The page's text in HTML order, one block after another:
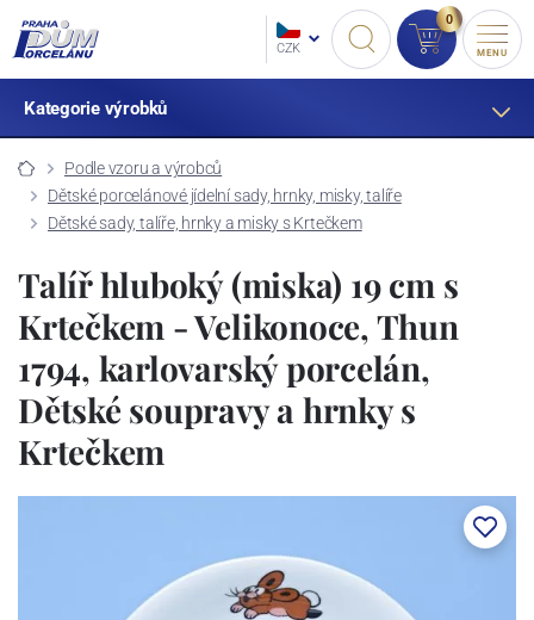
CZK
0
MENU
Kategorie výrobků
Podle vzoru a výrobců
Dětské porcelánové jídelní sady, hrnky, misky, talíře
Dětské sady, talíře, hrnky a misky s Krtečkem
Talíř hluboký (miska) 19 cm s
Krtečkem - Velikonoce, Thun
1794, karlovarský porcelán,
Dětské soupravy a hrnky s
Krtečkem